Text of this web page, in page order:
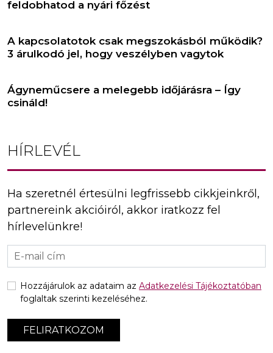
feldobhatod a nyári főzést
A kapcsolatotok csak megszokásból működik?
3 árulkodó jel, hogy veszélyben vagytok
Ágyneműcsere a melegebb időjárásra – Így
csináld!
HÍRLEVÉL
Ha szeretnél értesülni legfrissebb cikkjeinkről,
partnereink akcióiról, akkor iratkozz fel
hírlevelünkre!
FELIRATKOZOM
Hozzájárulok az adataim az Adatkezelési Tájékoztatóban
foglaltak szerinti kezeléséhez.